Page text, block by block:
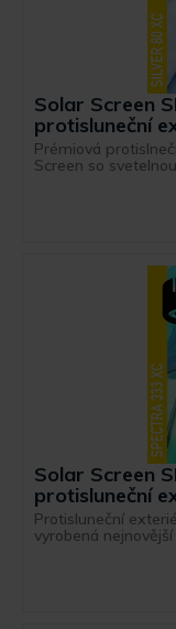
Solar Screen
protisluneční
Prémiová
Screen so
Solar Screen
protisluneční
Protisluneční
vyrobená nejnovější